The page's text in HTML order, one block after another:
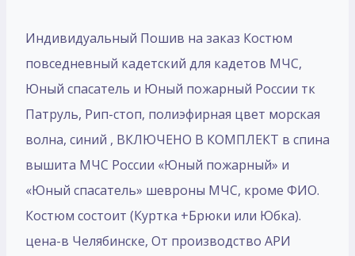
Индивидуальный Пошив на заказ Костюм
повседневный кадетский для кадетов МЧС,
Юный спасатель и Юный пожарный России тк
Патруль, Рип-стоп, полиэфирная цвет морская
волна, синий , ВКЛЮЧЕНО В КОМПЛЕКТ в спина
вышита МЧС России «Юный пожарный» и
«Юный спасатель» шевроны МЧС, кроме ФИО.
Костюм состоит (Куртка +Брюки или Юбка).
цена-в Челябинске, От производство АРИ